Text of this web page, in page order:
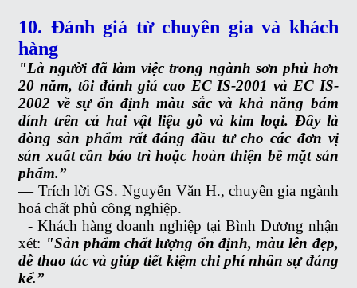
10. Đánh giá từ chuyên gia và khách
hàng
"Là người đã làm việc trong ngành sơn phủ hơn
20 năm, tôi đánh giá cao EC IS-2001 và EC IS-
2002 về sự ổn định màu sắc và khả năng bám
dính trên cả hai vật liệu gỗ và kim loại. Đây là
dòng sản phẩm rất đáng đầu tư cho các đơn vị
sản xuất cần bảo trì hoặc hoàn thiện bề mặt sản
phẩm.”
— Trích lời GS. Nguyễn Văn H., chuyên gia ngành
hoá chất phủ công nghiệp.
- Khách hàng doanh nghiệp tại Bình Dương nhận
xét: "Sản phẩm chất lượng ổn định, màu lên đẹp,
dễ thao tác và giúp tiết kiệm chi phí nhân sự đáng
kể.”